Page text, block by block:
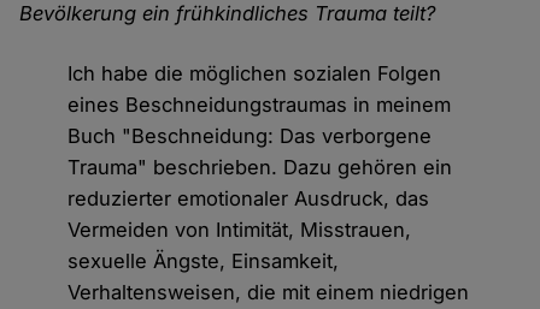
Bevölkerung ein frühkindliches Trauma teilt?
Ich habe die möglichen sozialen Folgen
eines Beschneidungstraumas in meinem
Buch "Beschneidung: Das verborgene
Trauma" beschrieben. Dazu gehören ein
reduzierter emotionaler Ausdruck, das
Vermeiden von Intimität, Misstrauen,
sexuelle Ängste, Einsamkeit,
Verhaltensweisen, die mit einem niedrigen